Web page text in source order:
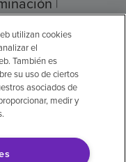
Corporation
utilizan cookies
el
También es
su uso de ciertos
asociados de
medir y